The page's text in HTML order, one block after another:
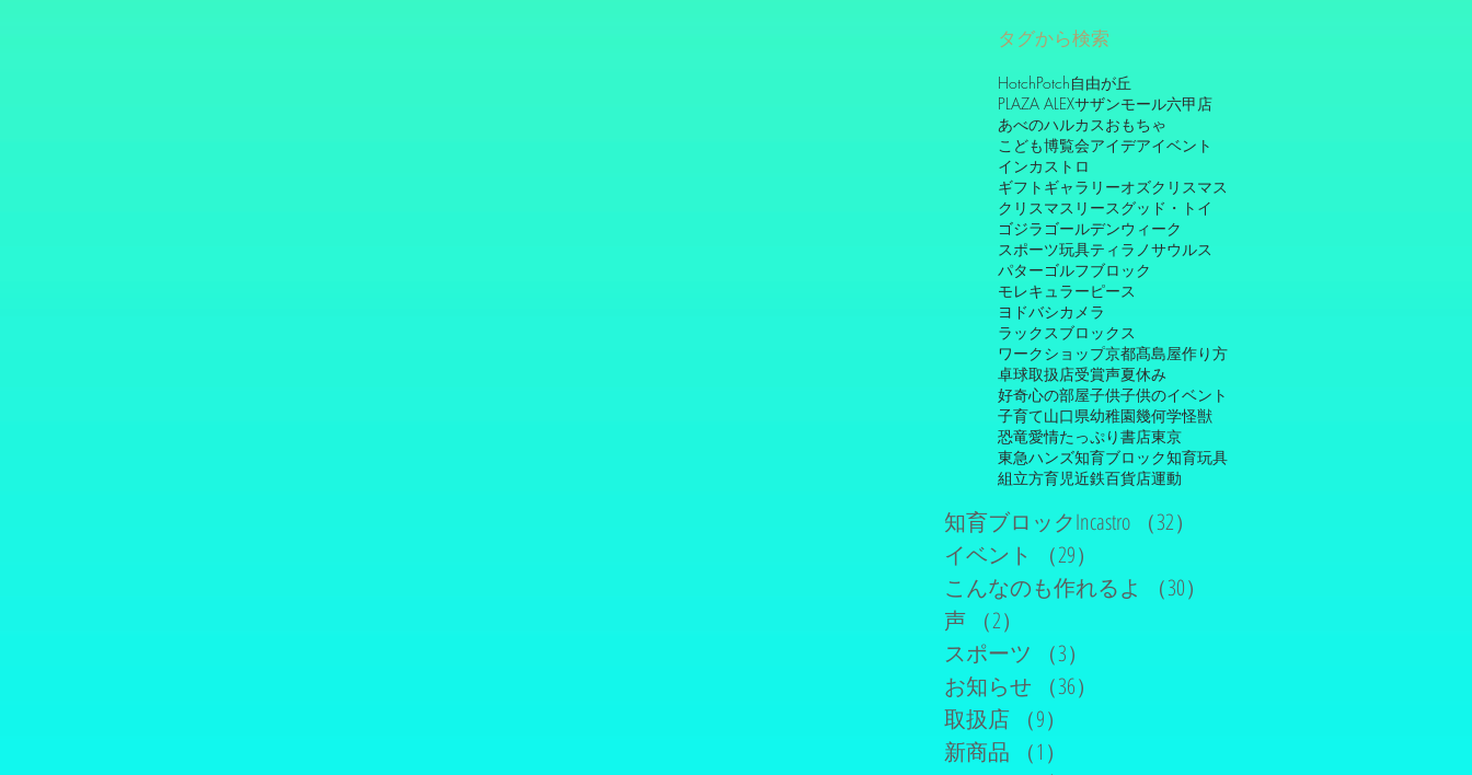
タグから検索
HotchPotch自由が丘
PLAZA ALEXサザンモール六甲店
あべのハルカスおもちゃ
こども博覧会アイデアイベント
インカストロ
ギフトギャラリーオズクリスマス
クリスマスリースグッド・トイ
ゴジラゴールデンウィーク
スポーツ玩具ティラノサウルス
パターゴルフブロック
モレキュラーピース
ヨドバシカメラ
ラックスブロックス
ワークショップ京都髙島屋作り方
卓球取扱店受賞声夏休み
好奇心の部屋子供子供のイベント
子育て山口県幼稚園幾何学怪獣
恐竜愛情たっぷり書店東京
東急ハンズ知育ブロック知育玩具
組立方育児近鉄百貨店運動
知育ブロックIncastro （32）
イベント
（29）
こんなのも作れるよ
（30）
声
（2）
スポーツ
（3）
お知らせ
（36）
取扱店
（9）
新商品
（1）